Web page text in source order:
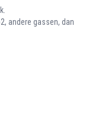
andere gassen, dan